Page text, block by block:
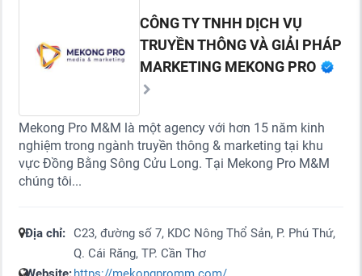
CÔNG TY TNHH DỊCH VỤ
TRUYỀN THÔNG VÀ GIẢI PHÁP
MARKETING MEKONG PRO
Mekong Pro M&M là một agency với hơn 15 năm kinh
nghiệm trong ngành truyền thông & marketing tại khu
vực Đồng Bằng Sông Cửu Long. Tại Mekong Pro M&M
chúng tôi...
Địa chỉ:
C23, đường số 7, KDC Nông Thổ Sản, P. Phú Thứ,
Q. Cái Răng, TP. Cần Thơ